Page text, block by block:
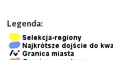
Legenda: